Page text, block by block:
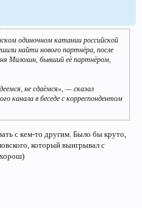
«артистку на последнем
всё выполнила серединка-
общее впечатление смазанное.
человека каждую неделю — подвиг!
особенно. Одно дело, когда вы
когда в зрителей снарядами
В председателя
одиночном катании российской
найти нового партнёра, после
Милохин, бывший её партнёром,
не сдаёмся», — сказал
канала в беседе с корреспондентом
с кем-то другим. Было бы круто,
который выигрывал с